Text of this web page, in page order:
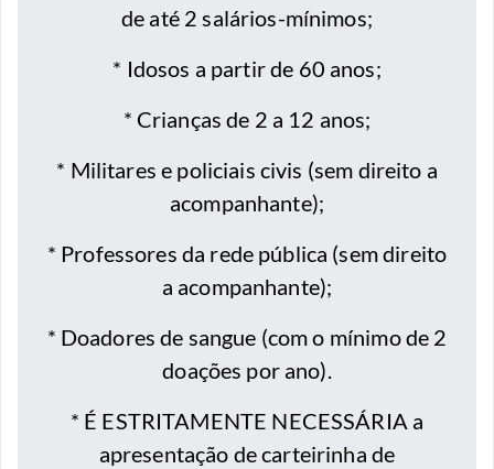
de até 2 salários-mínimos;
* ⁠Idosos a partir de 60 anos;
* Crianças de 2 a 12 anos;
* ⁠Militares e policiais civis (sem direito a
acompanhante);
* Professores da rede pública (sem direito
a acompanhante);
* Doadores de sangue (com o mínimo de 2
doações por ano).
* É ESTRITAMENTE NECESSÁRIA a
apresentação de carteirinha de